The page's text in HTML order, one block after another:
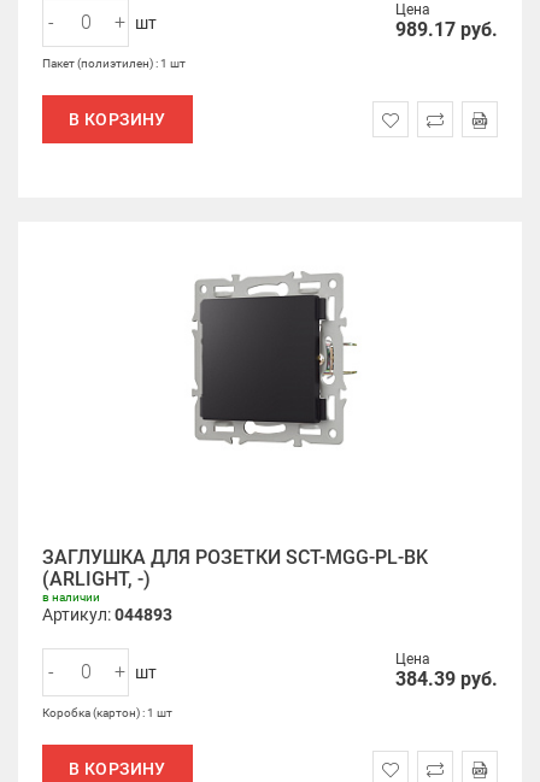
Цена
989.17 руб.
- + шт
Пакет (полиэтилен) : 1 шт
В КОРЗИНУ
ЗАГЛУШКА ДЛЯ РОЗЕТКИ SCT-MGG-PL-BK
(ARLIGHT, -)
в наличии
Артикул:044893
Цена
384.39 руб.
- + шт
Коробка (картон) : 1 шт
В КОРЗИНУ